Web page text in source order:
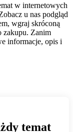
w internetowych
u nas podgląd
wgraj skróconą
zakupu. Zanim
informacje, opis i